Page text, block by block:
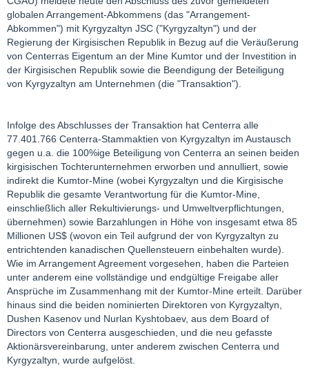
globalen Arrangement-Abkommens (das "Arrangement-
Abkommen") mit Kyrgyzaltyn JSC ("Kyrgyzaltyn") und der
Regierung der Kirgisischen Republik in Bezug auf die Veräußerung
von Centerras Eigentum an der Mine Kumtor und der Investition in
der Kirgisischen Republik sowie die Beendigung der Beteiligung
von Kyrgyzaltyn am Unternehmen (die "Transaktion").
Infolge des Abschlusses der Transaktion hat Centerra alle
77.401.766 Centerra-Stammaktien von Kyrgyzaltyn im Austausch
gegen u.a. die 100%ige Beteiligung von Centerra an seinen beiden
kirgisischen Tochterunternehmen erworben und annulliert, sowie
indirekt die Kumtor-Mine (wobei Kyrgyzaltyn und die Kirgisische
Republik die gesamte Verantwortung für die Kumtor-Mine,
einschließlich aller Rekultivierungs- und Umweltverpflichtungen,
übernehmen) sowie Barzahlungen in Höhe von insgesamt etwa 85
Millionen US$ (wovon ein Teil aufgrund der von Kyrgyzaltyn zu
entrichtenden kanadischen Quellensteuern einbehalten wurde).
Wie im Arrangement Agreement vorgesehen, haben die Parteien
unter anderem eine vollständige und endgültige Freigabe aller
Ansprüche im Zusammenhang mit der Kumtor-Mine erteilt. Darüber
hinaus sind die beiden nominierten Direktoren von Kyrgyzaltyn,
Dushen Kasenov und Nurlan Kyshtobaev, aus dem Board of
Directors von Centerra ausgeschieden, und die neu gefasste
Aktionärsvereinbarung, unter anderem zwischen Centerra und
Kyrgyzaltyn, wurde aufgelöst.